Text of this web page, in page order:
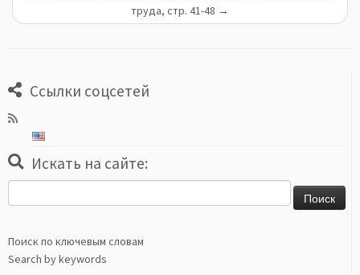
труда, стр. 41-48 →
Ссылки соцсетей
Искать на сайте:
Поиск по ключевым словам
Search by keywords